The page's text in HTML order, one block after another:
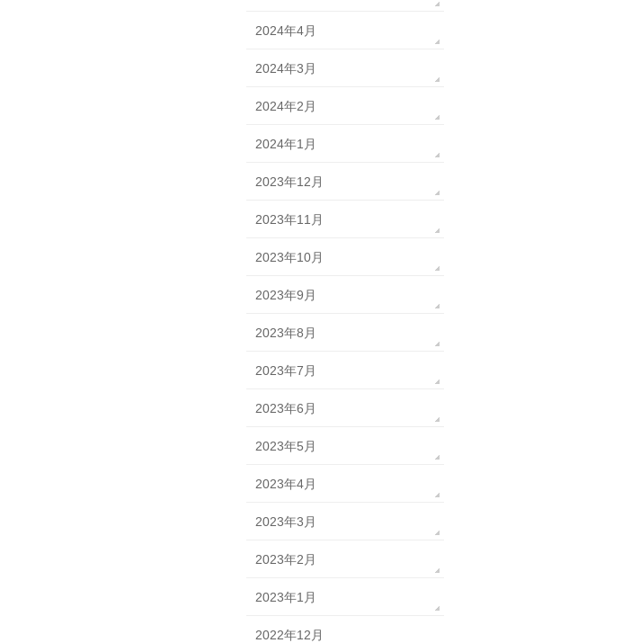
2024年4月
2024年3月
2024年2月
2024年1月
2023年12月
2023年11月
2023年10月
2023年9月
2023年8月
2023年7月
2023年6月
2023年5月
2023年4月
2023年3月
2023年2月
2023年1月
2022年12月